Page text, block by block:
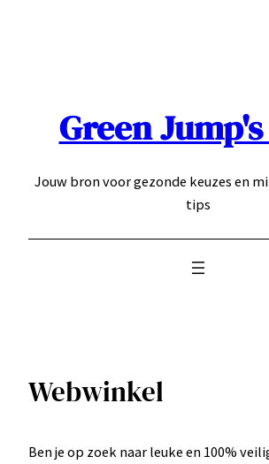
Green
Jouw bron voor gezonde keuzes en
tips
Webwinkel
Ben je op zoek naar leuke en 100%